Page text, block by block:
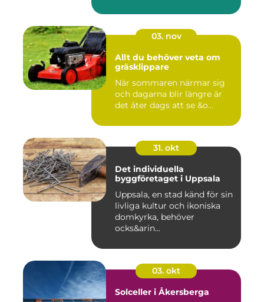
03. nov
Allt du behöver veta om
gräsklippare
När sommaren närmar sig
och dagarna blir längre är
det åter dags att se &o...
31. okt
Det individuella
byggföretaget i Uppsala
Uppsala, en stad känd för sin
livliga kultur och ikoniska
domkyrka, behöver
ocks&arin...
03. okt
Solceller i Åkersberga